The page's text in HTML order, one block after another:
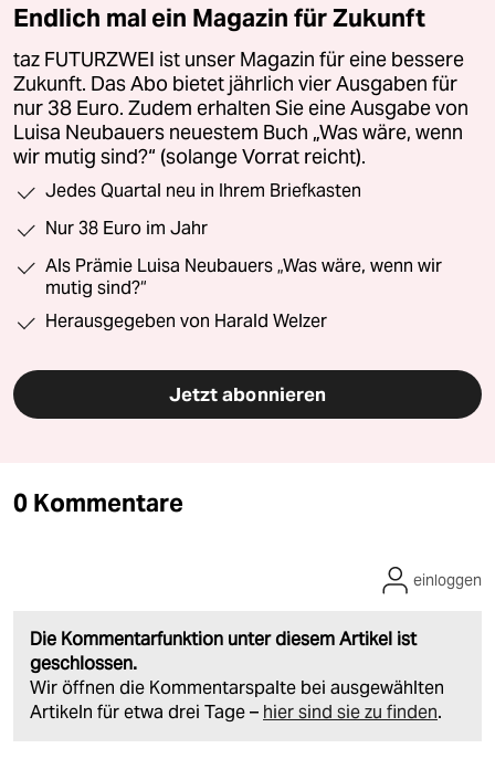
Endlich mal ein Magazin für Zukunft
taz FUTURZWEI ist unser Magazin für eine bessere
Zukunft. Das Abo bietet jährlich vier Ausgaben für
nur 38 Euro. Zudem erhalten Sie eine Ausgabe von
Luisa Neubauers neuestem Buch „Was wäre, wenn
wir mutig sind?“ (solange Vorrat reicht).
Jedes Quartal neu in Ihrem Briefkasten
Nur 38 Euro im Jahr
Als Prämie Luisa Neubauers „Was wäre, wenn wir
mutig sind?“
Herausgegeben von Harald Welzer
Jetzt abonnieren
0 Kommentare
Die Kommentarfunktion unter diesem Artikel ist
geschlossen.
Wir öffnen die Kommentarspalte bei ausgewählten
Artikeln für etwa drei Tage – hier sind sie zu finden.
einloggen